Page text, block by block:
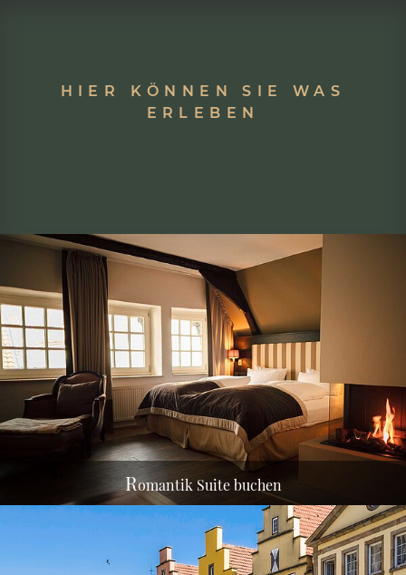
HIER KÖNNEN SIE WAS
ERLEBEN
Romantik Suite buchen
Sprechen Sie uns an!